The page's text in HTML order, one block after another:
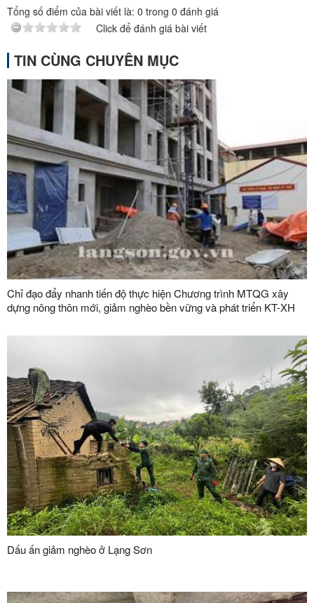
Tổng số điểm của bài viết là: 0 trong 0 đánh giá
Click để đánh giá bài viết
TIN CÙNG CHUYÊN MỤC
Chỉ đạo đẩy nhanh tiến độ thực hiện Chương trình MTQG xây
dựng nông thôn mới, giảm nghèo bền vững và phát triển KT-XH
Dấu ấn giảm nghèo ở Lạng Sơn